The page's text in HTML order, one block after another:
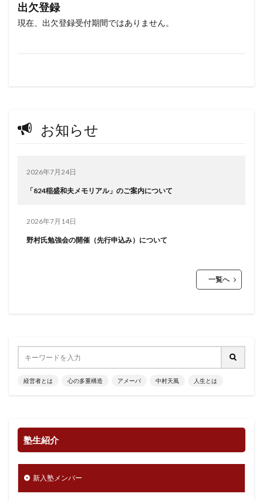
出欠登録
現在、出欠登録受付期間ではありません。
お知らせ
2026年7月24日
「824稲盛和夫メモリアル」のご案内について
2026年7月14日
野村氏勉強会の開催（先行申込み）について
一覧へ
経営者とは 心の多重構造 アメーバ 中村天風 人生とは
塾生紹介
新入塾メンバー